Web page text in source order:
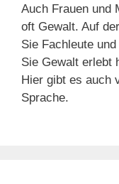
Auch Frauen und
oft Gewalt. Auf
Sie Fachleute
Sie Gewalt erlebt
Hier gibt es auch
Sprache.